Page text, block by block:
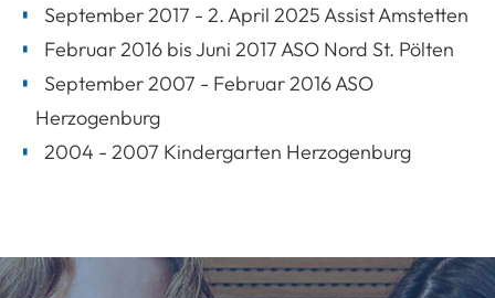
September 2017 - 2. April 2025 Assist Amstetten
Februar 2016 bis Juni 2017 ASO Nord St. Pölten
September 2007 - Februar 2016 ASO
Herzogenburg
2004 - 2007 Kindergarten Herzogenburg